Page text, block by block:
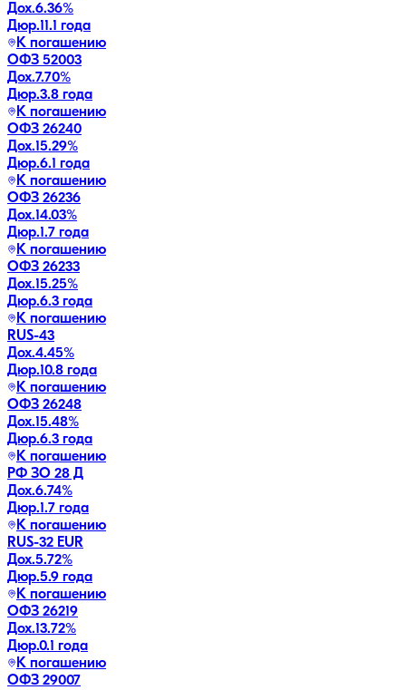
Дох.6.36%
Дюр.11.1 года
К погашению
ОФЗ 52003
Дох.7.70%
Дюр.3.8 года
К погашению
ОФЗ 26240
Дох.15.29%
Дюр.6.1 года
К погашению
ОФЗ 26236
Дох.14.03%
Дюр.1.7 года
К погашению
ОФЗ 26233
Дох.15.25%
Дюр.6.3 года
К погашению
RUS-43
Дох.4.45%
Дюр.10.8 года
К погашению
ОФЗ 26248
Дох.15.48%
Дюр.6.3 года
К погашению
РФ ЗО 28 Д
Дох.6.74%
Дюр.1.7 года
К погашению
RUS-32 EUR
Дох.5.72%
Дюр.5.9 года
К погашению
ОФЗ 26219
Дох.13.72%
Дюр.0.1 года
К погашению
ОФЗ 29007